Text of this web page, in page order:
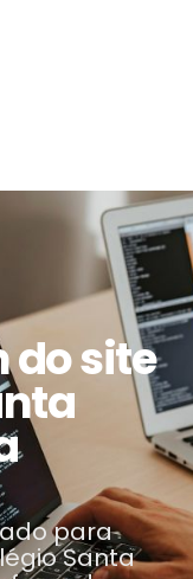
do site
para
Santa